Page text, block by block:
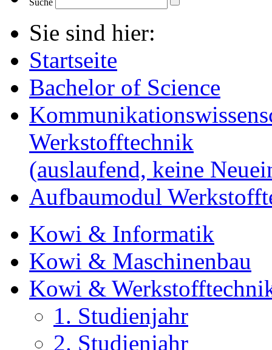
Sie sind hier:
Startseite
Bachelor of Science
Werkstofftechnik
(auslaufend, keine
Aufbaumodul
Kowi & Informatik
Kowi & Maschinenbau
Kowi &
1. Studienjahr
2. Studienjahr